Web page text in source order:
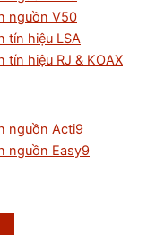
nguồn V50
tín hiệu LSA
hiệu RJ & KOAX
nguồn Acti9
nguồn Easy9